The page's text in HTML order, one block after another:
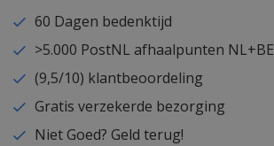
60 Dagen bedenktijd
>5.000 PostNL afhaalpunten NL+BE
(9,5/10) klantbeoordeling
Gratis verzekerde bezorging
Niet Goed? Geld terug!